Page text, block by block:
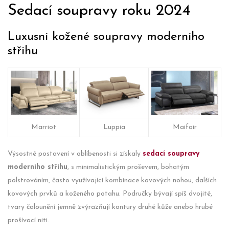
Sedací soupravy roku 2024
Luxusní kožené soupravy moderního
střihu
Marriot Luppia Maifair
Výsostné postavení v oblíbenosti si získaly sedací soupravy
moderního střihu, s minimalistickým proševem, bohatým
polstrováním, často využívající kombinace kovových nohou, dalších
kovových prvků a koženého potahu. Područky bývají spíš dvojité,
tvary čalounění jemně zvýrazňují kontury druhé kůže anebo hrubé
prošívací niti.